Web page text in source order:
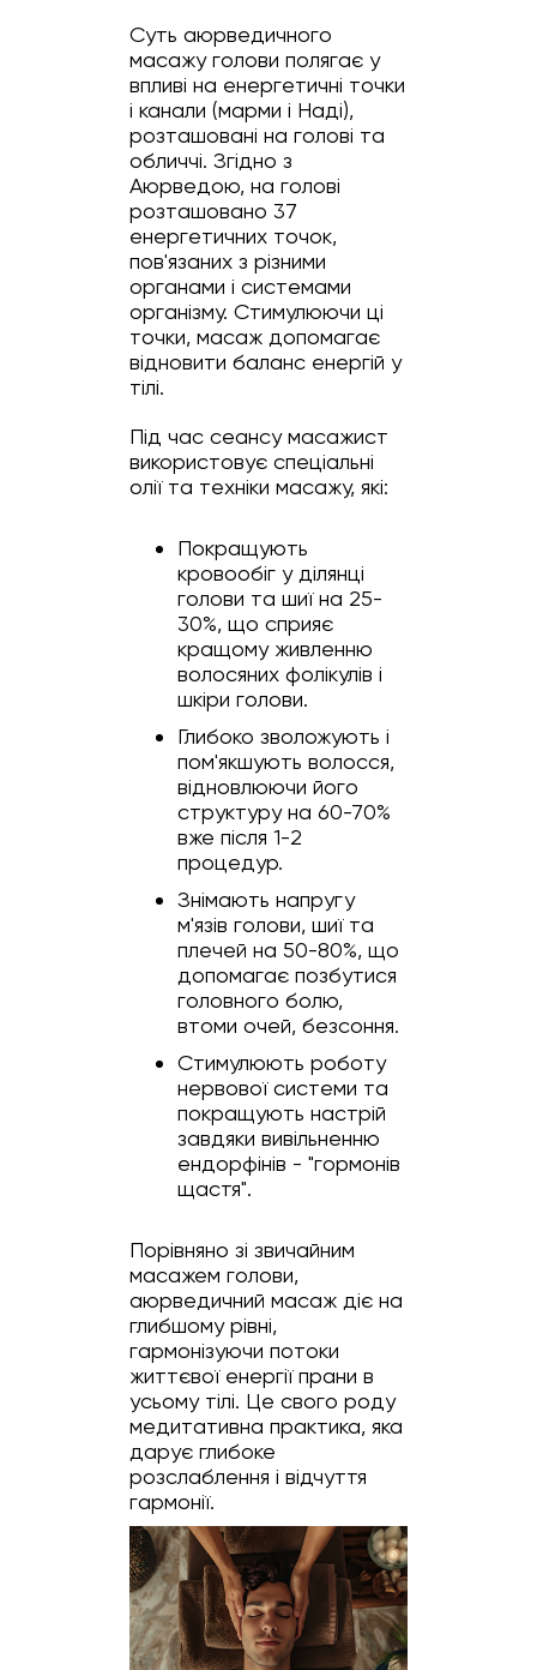
Суть аюрведичного
масажу голови полягає у
впливі на енергетичні точки
і канали (марми і Наді),
розташовані на голові та
обличчі. Згідно з
Аюрведою, на голові
розташовано 37
енергетичних точок,
пов'язаних з різними
органами і системами
організму. Стимулюючи ці
точки, масаж допомагає
відновити баланс енергій у
тілі.
Під час сеансу масажист
використовує спеціальні
олії та техніки масажу, які:
Покращують
кровообіг у ділянці
голови та шиї на 25-
30%, що сприяє
кращому живленню
волосяних фолікулів і
шкіри голови.
Глибоко зволожують і
пом'якшують волосся,
відновлюючи його
структуру на 60-70%
вже після 1-2
процедур.
Знімають напругу
м'язів голови, шиї та
плечей на 50-80%, що
допомагає позбутися
головного болю,
втоми очей, безсоння.
Стимулюють роботу
нервової системи та
покращують настрій
завдяки вивільненню
ендорфінів - "гормонів
щастя".
Порівняно зі звичайним
масажем голови,
аюрведичний масаж діє на
глибшому рівні,
гармонізуючи потоки
життєвої енергії прани в
усьому тілі. Це свого роду
медитативна практика, яка
дарує глибоке
розслаблення і відчуття
гармонії.